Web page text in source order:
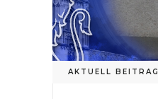
AKTUELL BEITRAG